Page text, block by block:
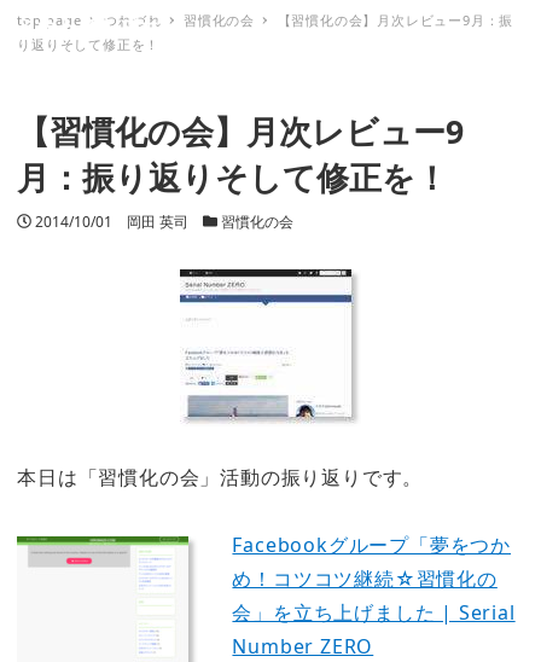
ミナトノキズナ
top page つれづれ 習慣化の会
【習慣化の会】月次レビュー9月：振
り返りそして修正を！
【習慣化の会】月次レビュー9
月：振り返りそして修正を！
投稿日
2014/10/01 著者
岡田 英司 カテゴリー
習慣化の会
本日は「習慣化の会」活動の振り返りです。
Facebookグループ「夢をつか
め！コツコツ継続☆習慣化の
会」を立ち上げました | Serial
Number ZERO